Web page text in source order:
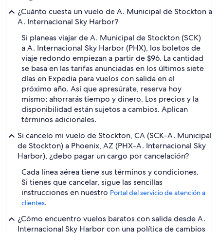
¿Cuánto cuesta un vuelo de A. Municipal de Stockton a
A. Internacional Sky Harbor?
Si planeas viajar de A. Municipal de Stockton (SCK)
a A. Internacional Sky Harbor (PHX), los boletos de
viaje redondo empiezan a partir de $96. La cantidad
se basa en las tarifas anunciadas en los últimos siete
días en Expedia para vuelos con salida en el
próximo año. Así que apresúrate, reserva hoy
mismo; ahorrarás tiempo y dinero. Los precios y la
disponibilidad están sujetos a cambios. Aplican
términos adicionales.
Si cancelo mi vuelo de Stockton, CA (SCK-A. Municipal
de Stockton) a Phoenix, AZ (PHX-A. Internacional Sky
Harbor), ¿debo pagar un cargo por cancelación?
Cada línea aérea tiene sus términos y condiciones.
Si tienes que cancelar, sigue las sencillas
instrucciones en nuestro Portal del servicio de atención a
clientes.
¿Cómo encuentro vuelos baratos con salida desde A.
Internacional Sky Harbor con una política de cambios